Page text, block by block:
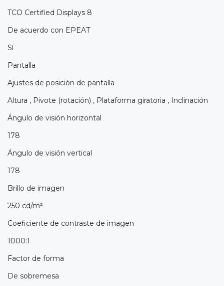
TCO Certified Displays 8
De acuerdo con EPEAT
Sí
Pantalla
Ajustes de posición de pantalla
Altura , Pivote (rotación) , Plataforma giratoria , Inclinación
Ángulo de visión horizontal
178
Ángulo de visión vertical
178
Brillo de imagen
250 cd/m²
Coeficiente de contraste de imagen
1000:1
Factor de forma
De sobremesa